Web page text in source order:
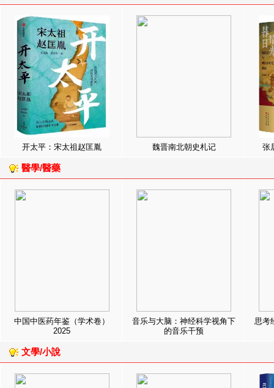
开太平：宋太祖赵匡胤 魏晋南北朝史札记 张
醫學/醫藥
中国中医药年鉴（学术卷）
2025
音乐与大脑：神经科学视角下
的音乐干预
思考
文學/小說